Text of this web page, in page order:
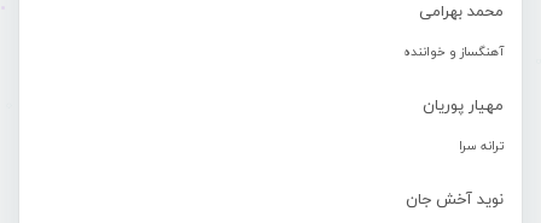
محمد بهرامی
آهنگساز و خواننده
مهیار پوریان
ترانه سرا
نوید آخش جان